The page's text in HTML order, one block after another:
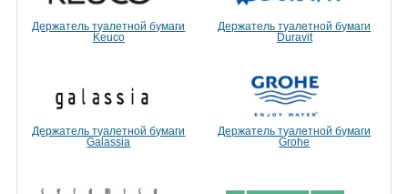
Держатель туалетной бумаги
Keuco
Держатель туалетной бумаги
Duravit
Держатель туалетной бумаги
Galassia
Держатель туалетной бумаги
Grohe